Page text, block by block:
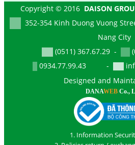
Copyright © 2016 DAISON
352-354 Kinh Duong Vuong
Nang City
(0511) 367.67.29 -
0934.77.99.43 -
Designed and
DANAWEB Co.,
1. Information